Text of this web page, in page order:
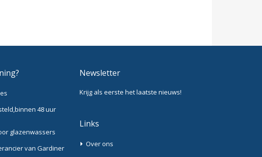
48 uur
glazenwassers
van Gardiner
Newsletter
Krijg als eerste het laatste nieuws!
Links
Over ons